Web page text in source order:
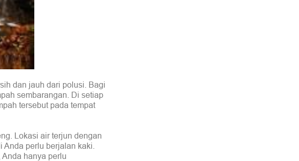
dan jauh dari polusi. Bagi
sembarangan. Di setiap
tersebut pada tempat
Lokasi air terjun dengan
perlu berjalan kaki.
hanya perlu